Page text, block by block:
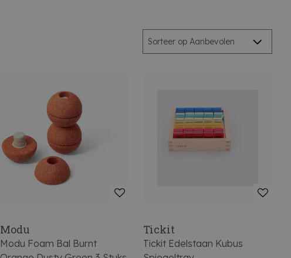
Modu
Modu Foam Bal Burnt
Tickit
Tickit Edelstaan Kubus